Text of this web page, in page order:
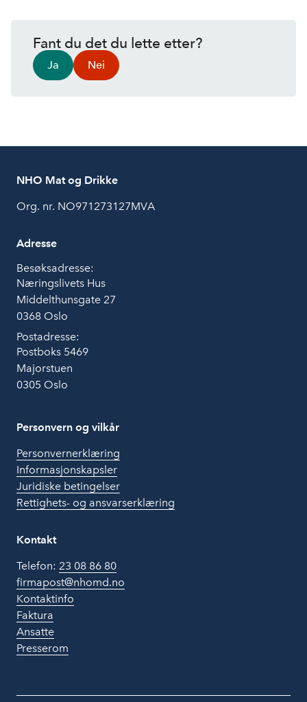
Fant du det du lette etter?
Ja Nei
NHO Mat og Drikke
Org. nr. NO971273127MVA
Adresse
Besøksadresse:
Næringslivets Hus
Middelthunsgate 27
0368 Oslo
Postadresse:
Postboks 5469
Majorstuen
0305 Oslo
Personvern og vilkår
Personvernerklæring
Informasjonskapsler
Juridiske betingelser
Rettighets- og ansvarserklæring
Kontakt
Telefon: 23 08 86 80
firmapost@nhomd.no
Kontaktinfo
Faktura
Ansatte
Presserom